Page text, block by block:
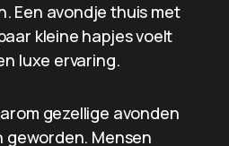
Een avondje thuis met
kleine hapjes voelt
luxe ervaring.
gezellige avonden
geworden. Mensen